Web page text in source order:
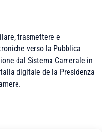
trasmettere e
verso la Pubblica
dal Sistema Camerale in
digitale della Presidenza